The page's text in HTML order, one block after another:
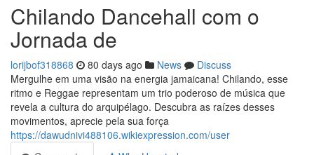
Chilando Dancehall com o
Jornada de
lorijbof318868 80 days ago News
Discuss
Mergulhe em uma visão na energia jamaicana! Chilando, esse
ritmo e Reggae representam um trio poderoso de música que
revela a cultura do arquipélago. Descubra as raízes desses
movimentos, aprecie pela sua força
https://dawudnivi488106.wikiexpression.com/user